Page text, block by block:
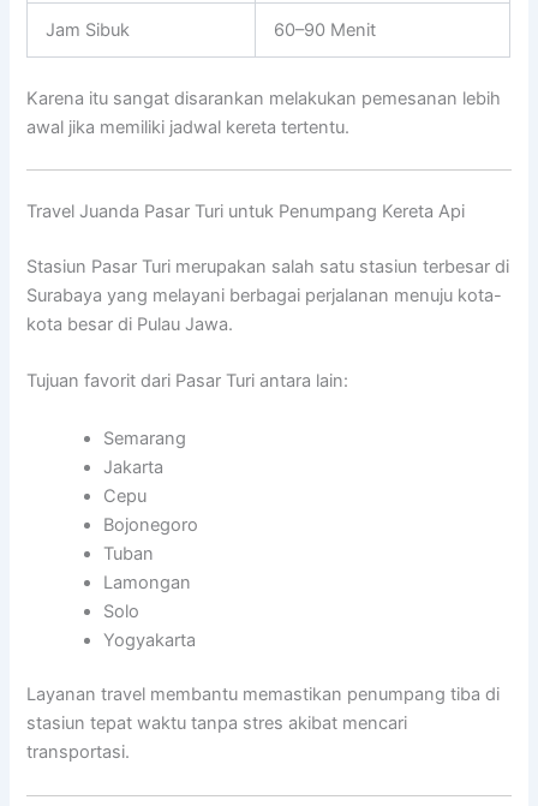
Jam Sibuk 60–90 Menit
Karena itu sangat disarankan melakukan pemesanan lebih
awal jika memiliki jadwal kereta tertentu.
Travel Juanda Pasar Turi untuk Penumpang Kereta Api
Stasiun Pasar Turi merupakan salah satu stasiun terbesar di
Surabaya yang melayani berbagai perjalanan menuju kota-
kota besar di Pulau Jawa.
Tujuan favorit dari Pasar Turi antara lain:
Semarang
Jakarta
Cepu
Bojonegoro
Tuban
Lamongan
Solo
Yogyakarta
Layanan travel membantu memastikan penumpang tiba di
stasiun tepat waktu tanpa stres akibat mencari
transportasi.